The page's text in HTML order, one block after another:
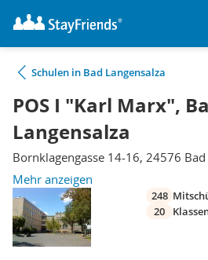
Schulen in Bad Langensalza
POS I "Karl Marx",
Langensalza
Bornklagengasse 14-16, 24576 Bad
Mehr anzeigen
248
20